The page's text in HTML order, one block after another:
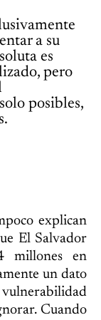
a su
es
pero
posibles,
explican
El Salvador
millones en
un dato
Cuando